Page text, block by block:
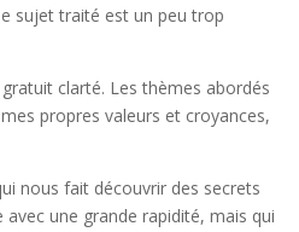
sujet traité est un peu trop
clarté. Les thèmes abordés
propres valeurs et croyances,
nous fait découvrir des secrets
une grande rapidité, mais qui